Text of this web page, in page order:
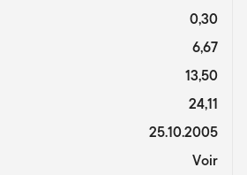
0,30
6,67
13,50
24,11
25.10.2005
Voir